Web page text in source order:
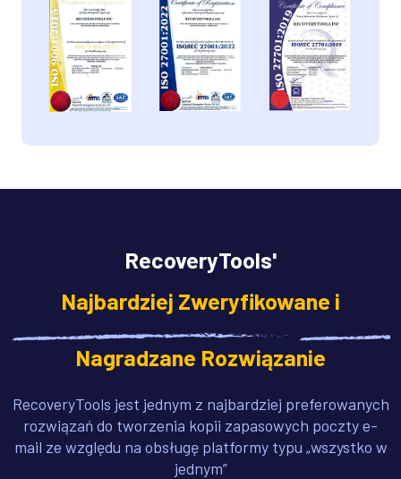
RecoveryTools'
Najbardziej Zweryfikowane i
Nagradzane Rozwiązanie
RecoveryTools jest jednym z najbardziej preferowanych
rozwiązań do tworzenia kopii zapasowych poczty e-
mail ze względu na obsługę platformy typu „wszystko w
jednym”